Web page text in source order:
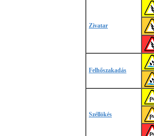
Zivatar
Felhőszakadás
Széllökés